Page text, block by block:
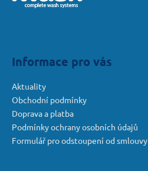
Informace pro vás
Aktuality
Obchodní podmínky
Doprava a platba
Podmínky ochrany osobních údajů
Formulář pro odstoupení od smlouvy